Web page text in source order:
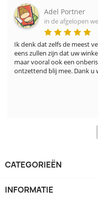
Adel Portner
in de afgelopen
Ik denk dat zelfs de meest
eens zullen zijn dat uw
maar vooral ook een
ontzettend blij mee. Dank u
CATEGORIEËN
INFORMATIE